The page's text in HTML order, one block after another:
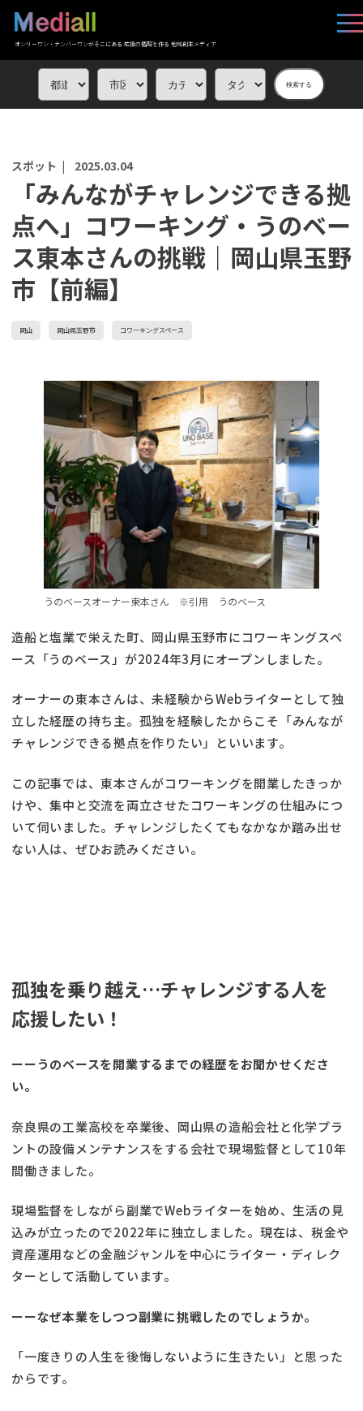
オンリーワン・ナンバーワンがそこにある 応援の循環を作る 地域創生メディア
検索する
スポット | 2025.03.04
「みんながチャレンジできる拠
点へ」コワーキング・うのベー
ス東本さんの挑戦｜岡山県玉野
市【前編】
岡山 岡山県玉野市 コワーキングスペース
うのベースオーナー東本さん ※引用 うのベース
造船と塩業で栄えた町、岡山県玉野市にコワーキングスペ
ース「うのベース」が2024年3月にオープンしました。
オーナーの東本さんは、未経験からWebライターとして独
立した経歴の持ち主。孤独を経験したからこそ「みんなが
チャレンジできる拠点を作りたい」といいます。
この記事では、東本さんがコワーキングを開業したきっか
けや、集中と交流を両立させたコワーキングの仕組みにつ
いて伺いました。チャレンジしたくてもなかなか踏み出せ
ない人は、ぜひお読みください。
孤独を乗り越え…チャレンジする人を
応援したい！
ーーうのベースを開業するまでの経歴をお聞かせくださ
い。
奈良県の工業高校を卒業後、岡山県の造船会社と化学プラ
ントの設備メンテナンスをする会社で現場監督として10年
間働きました。
現場監督をしながら副業でWebライターを始め、生活の見
込みが立ったので2022年に独立しました。現在は、税金や
資産運用などの金融ジャンルを中心にライター・ディレク
ターとして活動しています。
ーーなぜ本業をしつつ副業に挑戦したのでしょうか。
「一度きりの人生を後悔しないように生きたい」と思った
からです。